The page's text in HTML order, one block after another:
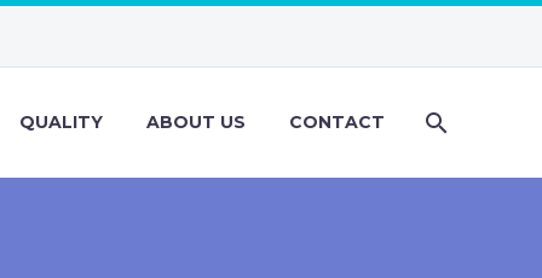
QUALITY ABOUT US CONTACT